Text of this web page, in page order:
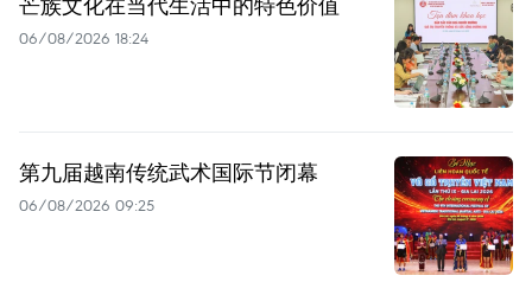
06/08/2026 18:24
第九届越南传统武术国际节闭幕
06/08/2026 09:25